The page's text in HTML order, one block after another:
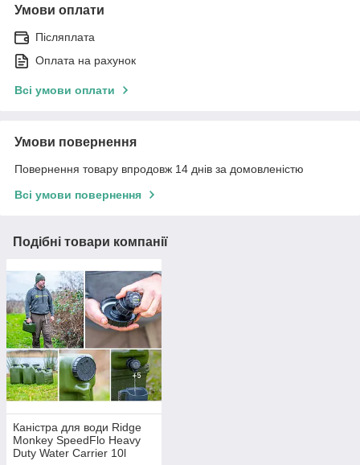
Умови оплати
Післяплата
Оплата на рахунок
Всі умови оплати
Умови повернення
Повернення товару впродовж 14 днів за домовленістю
Всі умови повернення
Подібні товари компанії
Каністра для води Ridge
Monkey SpeedFlo Heavy
Duty Water Carrier 10l